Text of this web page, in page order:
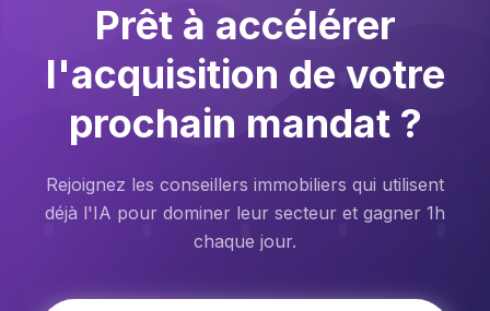
Prêt à accélérer
l'acquisition de votre
prochain mandat ?
Rejoignez les conseillers immobiliers qui utilisent
déjà l'IA pour dominer leur secteur et gagner 1h
chaque jour.